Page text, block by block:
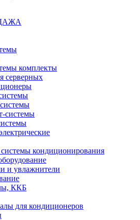
комплекты
серверных
системы
кондиционирования
и увлажнители
ККБ
для кондиционеров